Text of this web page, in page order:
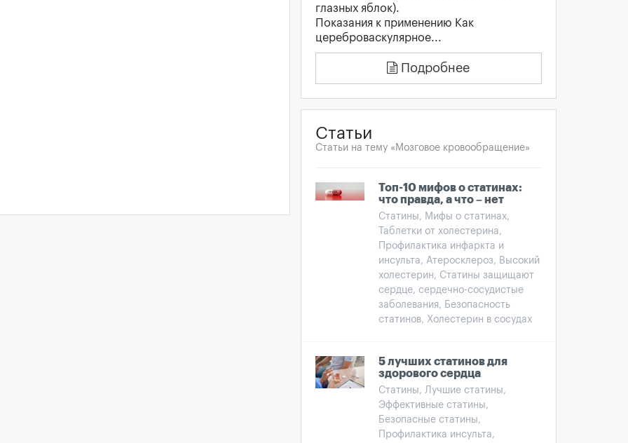
глазных яблок).
Показания к применению Как
цереброваскулярное...
Подробнее
Статьи
Статьи на тему «Мозговое кровообращение»
Топ-10 мифов о статинах:
что правда, а что – нет
Статины, Мифы о статинах,
Таблетки от холестерина,
Профилактика инфаркта и
инсульта, Атеросклероз, Высокий
холестерин, Статины защищают
сердце, сердечно-сосудистые
заболевания, Безопасность
статинов, Холестерин в сосудах
5 лучших статинов для
здорового сердца
Статины, Лучшие статины,
Эффективные статины,
Безопасные статины,
Профилактика инсульта,